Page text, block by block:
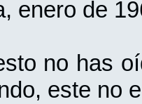
enero de
no has
este no